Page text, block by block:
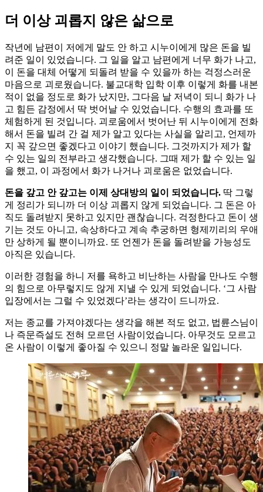
더 이상 괴롭지 않은 삶으로
작년에 남편이 저에게 말도 안 하고 시누이에게 많은 돈을 빌
려준 일이 있었습니다. 그 일을 알고 남편에게 너무 화가 나고,
이 돈을 대체 어떻게 되돌려 받을 수 있을까 하는 걱정스러운
마음으로 괴로웠습니다. 불교대학 입학 이후 이렇게 화를 내본
적이 없을 정도로 화가 났지만, 그다음 날 저녁이 되니 화가 나
고 힘든 감정에서 딱 벗어날 수 있었습니다. 수행의 효과를 또
체험하게 된 것입니다. 괴로움에서 벗어난 뒤 시누이에게 전화
해서 돈을 빌려 간 걸 제가 알고 있다는 사실을 알리고, 언제까
지 꼭 갚으면 좋겠다고 이야기 했습니다. 그것까지가 제가 할
수 있는 일의 전부라고 생각했습니다. 그때 제가 할 수 있는 일
을 했고, 이 과정에서 화가 나거나 괴로움은 없었습니다.
돈을 갚고 안 갚고는 이제 상대방의 일이 되었습니다. 딱 그렇
게 정리가 되니까 더 이상 괴롭지 않게 되었습니다. 그 돈은 아
직도 돌려받지 못하고 있지만 괜찮습니다. 걱정한다고 돈이 생
기는 것도 아니고, 속상하다고 계속 추궁하면 형제끼리의 우애
만 상하게 될 뿐이니까요. 또 언젠가 돈을 돌려받을 가능성도
아직은 있습니다.
이러한 경험을 하니 저를 욕하고 비난하는 사람을 만나도 수행
의 힘으로 아무렇지도 않게 지낼 수 있게 되었습니다. ‘그 사람
입장에서는 그럴 수 있었겠다’라는 생각이 드니까요.
저는 종교를 가져야겠다는 생각을 해본 적도 없고, 법륜스님이
나 즉문즉설도 전혀 모르던 사람이었습니다. 아무것도 모르고
온 사람이 이렇게 좋아질 수 있으니 정말 놀라운 일입니다.